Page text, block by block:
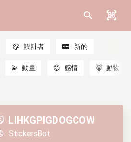
設計者 新的
💫 動畫 😊 感情 🐻 動物
LIHKGPIGDOGCOW
StickersBot